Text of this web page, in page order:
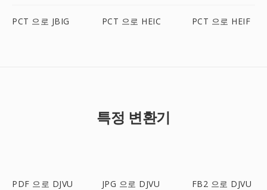
PCT 으로 JBIG PCT 으로 HEIC PCT 으로 HEIF
특정 변환기
PDF 으로 DJVU JPG 으로 DJVU FB2 으로 DJVU